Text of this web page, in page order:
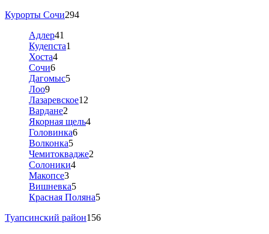
Курорты Сочи294
Адлер41
Кудепста1
Хоста4
Сочи6
Дагомыс5
Лоо9
Лазаревское12
Вардане2
Якорная щель4
Головинка6
Волконка5
Чемитоквадже2
Солоники4
Макопсе3
Вишневка5
Красная Поляна5
Туапсинский район156